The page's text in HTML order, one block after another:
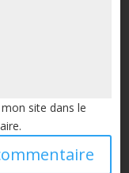
site dans le